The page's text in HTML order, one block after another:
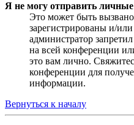
Я не могу отправить
Это может быть
зарегистрированы и/
администратор
на всей конференции
это вам лично.
конференции для
информации.
Вернуться к началу